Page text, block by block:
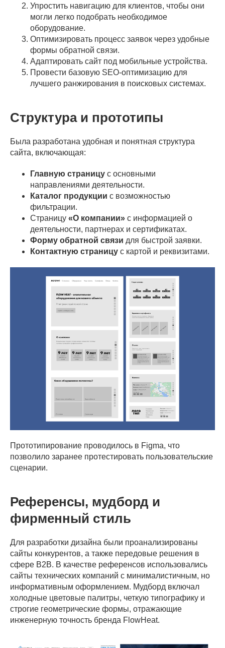
Упростить навигацию для клиентов, чтобы они
могли легко подобрать необходимое
оборудование.
Оптимизировать процесс заявок через удобные
формы обратной связи.
Адаптировать сайт под мобильные устройства.
Провести базовую SEO-оптимизацию для
лучшего ранжирования в поисковых системах.
Структура и прототипы
Была разработана удобная и понятная структура
сайта, включающая:
Главную страницу с основными
направлениями деятельности.
Каталог продукции с возможностью
фильтрации.
Страницу «О компании» с информацией о
деятельности, партнерах и сертификатах.
Форму обратной связи для быстрой заявки.
Контактную страницу с картой и реквизитами.
Прототипирование проводилось в Figma, что
позволило заранее протестировать пользовательские
сценарии.
Референсы, мудборд и
фирменный стиль
Для разработки дизайна были проанализированы
сайты конкурентов, а также передовые решения в
сфере B2B. В качестве референсов использовались
сайты технических компаний с минималистичным, но
информативным оформлением. Мудборд включал
холодные цветовые палитры, четкую типографику и
строгие геометрические формы, отражающие
инженерную точность бренда FlowHeat.